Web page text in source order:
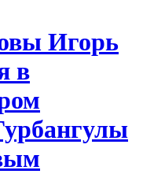
Игорь
в